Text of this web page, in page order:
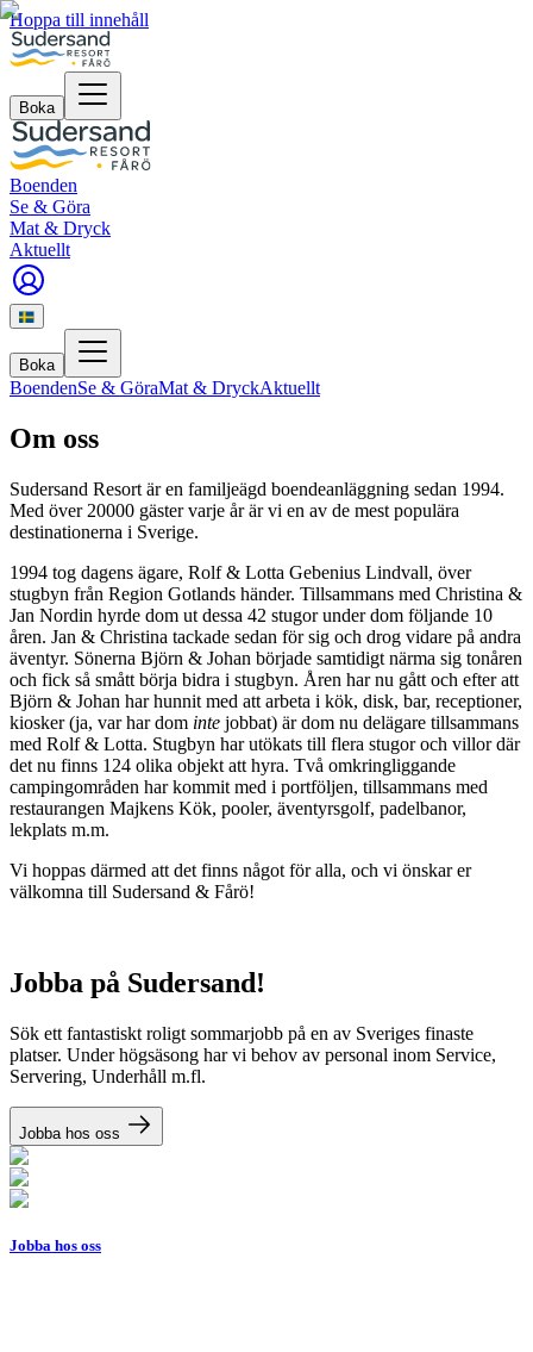
Hoppa till innehåll
Boka
Boenden
Se & Göra
Mat & Dryck
Aktuellt
Boka
BoendenSe & GöraMat & DryckAktuellt
Om oss
Sudersand Resort är en familjeägd boendeanläggning sedan 1994.
Med över 20000 gäster varje år är vi en av de mest populära
destinationerna i Sverige.
1994 tog dagens ägare, Rolf & Lotta Gebenius Lindvall, över
stugbyn från Region Gotlands händer. Tillsammans med Christina &
Jan Nordin hyrde dom ut dessa 42 stugor under dom följande 10
åren. Jan & Christina tackade sedan för sig och drog vidare på andra
äventyr. Sönerna Björn & Johan började samtidigt närma sig tonåren
och fick så smått börja bidra i stugbyn. Åren har nu gått och efter att
Björn & Johan har hunnit med att arbeta i kök, disk, bar, receptioner,
kiosker (ja, var har dom inte jobbat) är dom nu delägare tillsammans
med Rolf & Lotta. Stugbyn har utökats till flera stugor och villor där
det nu finns 124 olika objekt att hyra. Två omkringliggande
campingområden har kommit med i portföljen, tillsammans med
restaurangen Majkens Kök, pooler, äventyrsgolf, padelbanor,
lekplats m.m.
Vi hoppas därmed att det finns något för alla, och vi önskar er
välkomna till Sudersand & Fårö!
Jobba på Sudersand!
Sök ett fantastiskt roligt sommarjobb på en av Sveriges finaste
platser. Under högsäsong har vi behov av personal inom Service,
Servering, Underhåll m.fl.
Jobba hos oss
Jobba hos oss